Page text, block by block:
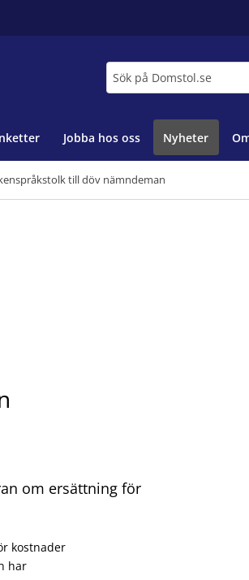
Jobba hos oss Nyheter
till döv nämndeman
om ersättning för
kostnader
har